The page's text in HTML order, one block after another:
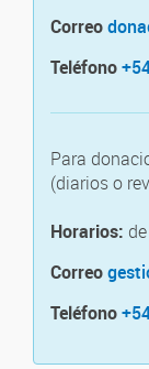
Correo
Teléfono
Para
(diarios o
Horarios:
Correo
Teléfono